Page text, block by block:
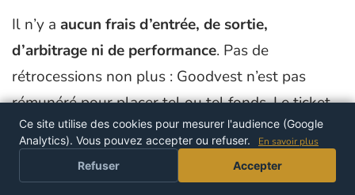
Il n’y a aucun frais d’entrée, de sortie,
d’arbitrage ni de performance. Pas de
rétrocessions non plus : Goodvest n’est pas
rémunéré pour placer tel ou tel fonds. Le ticket
d’entrée est de1 000 € en versement unique, ou
de300 € + 50 €/mois minimumenversement
programmé.
Ce site utilise des cookies pour mesurer l'audience (Google
Analytics). Vous pouvez accepter ou refuser.
En savoir plus
Refuser Accepter